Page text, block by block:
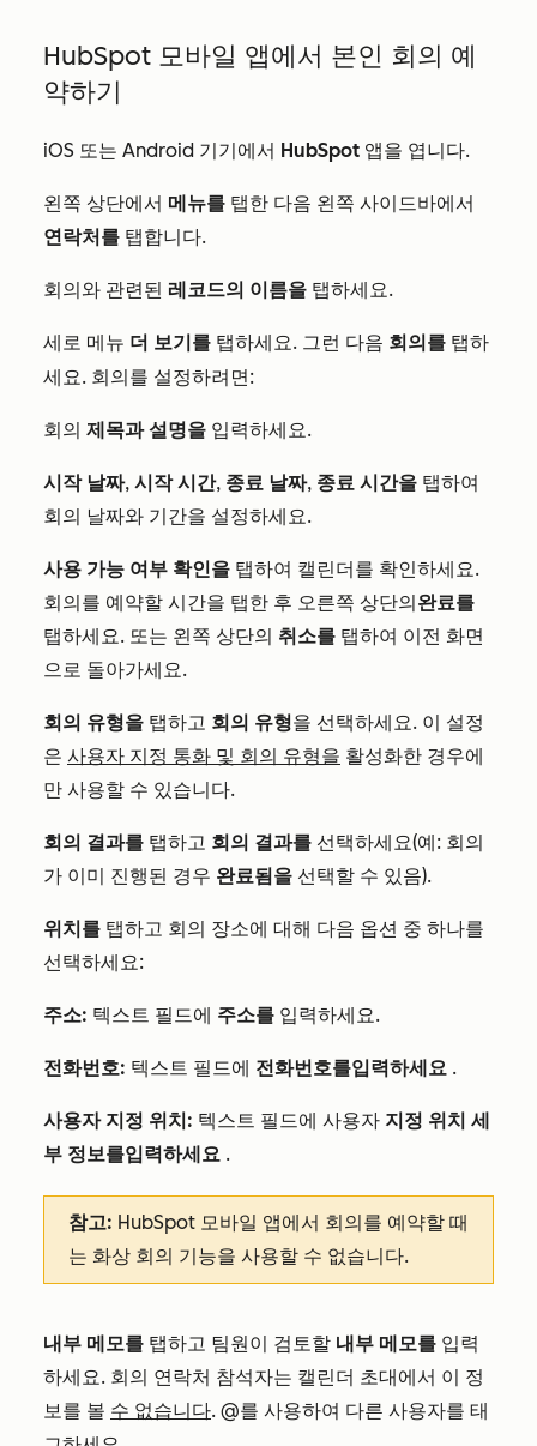
HubSpot 모바일 앱에서 본인 회의 예
약하기
iOS 또는 Android 기기에서 HubSpot 앱을 엽니다.
왼쪽 상단에서 메뉴를 탭한 다음 왼쪽 사이드바에서
연락처를 탭합니다.
회의와 관련된 레코드의 이름을 탭하세요.
세로 메뉴 더 보기를 탭하세요. 그런 다음 회의를 탭하
세요. 회의를 설정하려면:
회의 제목과 설명을 입력하세요.
시작 날짜, 시작 시간, 종료 날짜, 종료 시간을 탭하여
회의 날짜와 기간을 설정하세요.
사용 가능 여부 확인을 탭하여 캘린더를 확인하세요.
회의를 예약할 시간을 탭한 후 오른쪽 상단의 완료를
탭하세요. 또는 왼쪽 상단의 취소를 탭하여 이전 화면
으로 돌아가세요.
회의 유형을 탭하고 회의 유형을 선택하세요. 이 설정
은 사용자 지정 통화 및 회의 유형을 활성화한 경우에
만 사용할 수 있습니다.
회의 결과를 탭하고 회의 결과를 선택하세요(예: 회의
가 이미 진행된 경우 완료됨을 선택할 수 있음).
위치를 탭하고 회의 장소에 대해 다음 옵션 중 하나를
선택하세요:
주소: 텍스트 필드에 주소를 입력하세요.
전화번호: 텍스트 필드에 전화번호를입력하세요 .
사용자 지정 위치: 텍스트 필드에 사용자 지정 위치 세
부 정보를입력하세요 .
참고: HubSpot 모바일 앱에서 회의를 예약할 때
는 화상 회의 기능을 사용할 수 없습니다.
내부 메모를 탭하고 팀원이 검토할 내부 메모를 입력
하세요. 회의 연락처 참석자는 캘린더 초대에서 이 정
보를 볼 수 없습니다. @를 사용하여 다른 사용자를 태